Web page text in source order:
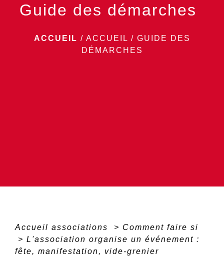
Guide des démarches
ACCUEIL / ACCUEIL / GUIDE DES
DÉMARCHES
Accueil associations > Comment faire si
> L'association organise un événement :
fête, manifestation, vide-grenier